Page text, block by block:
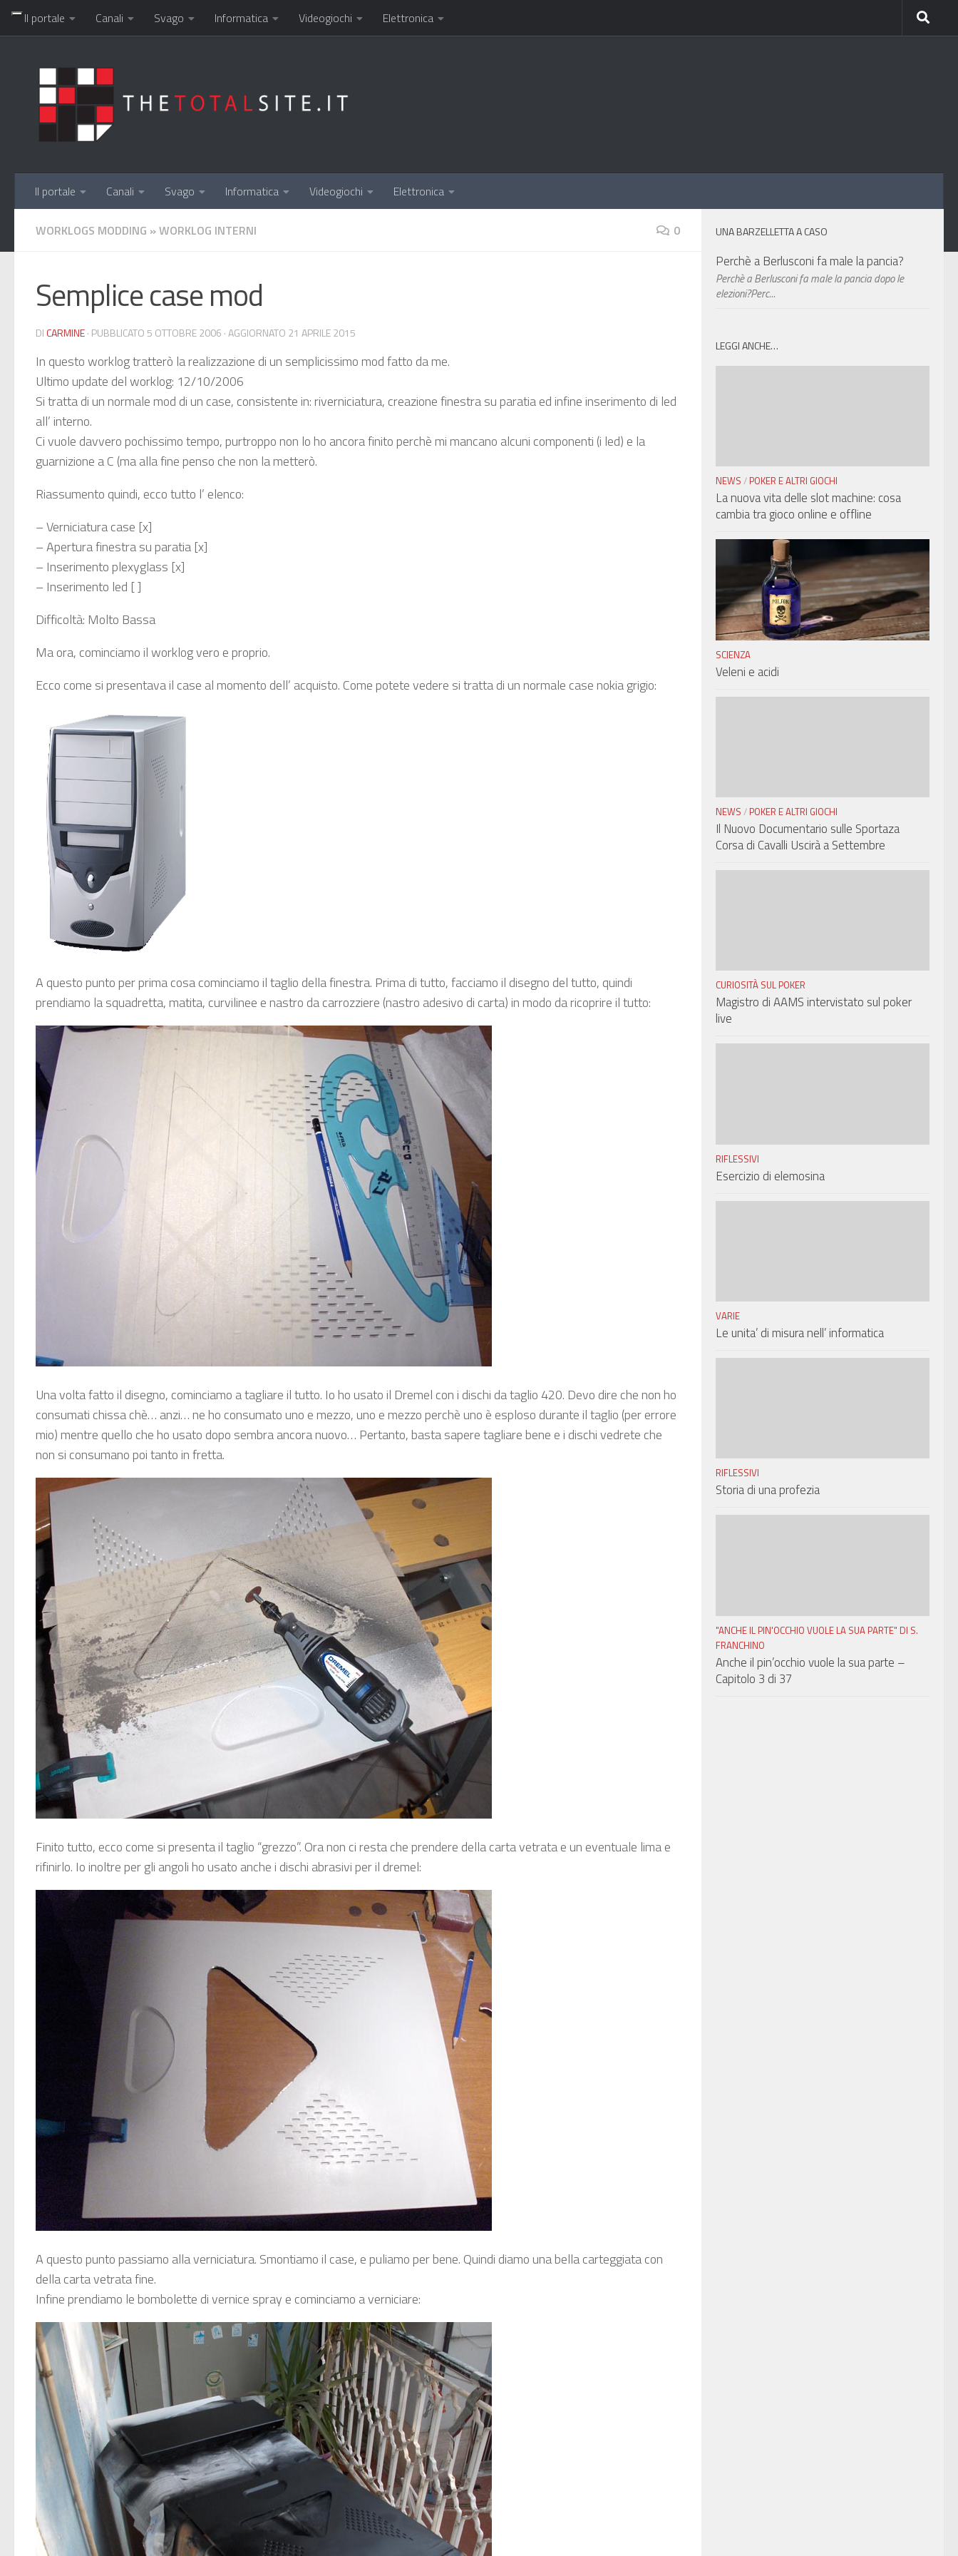
Salta al contenuto
Il portale Canali Svago Informatica Videogiochi Elettronica
Il portale Canali Svago Informatica Videogiochi Elettronica
WORKLOGS MODDING »WORKLOG INTERNI 0
Semplice case mod
DI CARMINE· PUBBLICATO 5 OTTOBRE 2006 · AGGIORNATO 21 APRILE 2015
In questo worklog tratterò la realizzazione di un semplicissimo mod fatto da me.
Ultimo update del worklog: 12/10/2006
Si tratta di un normale mod di un case, consistente in: riverniciatura, creazione finestra su paratia ed infine inserimento di led
all’ interno.
Ci vuole davvero pochissimo tempo, purtroppo non lo ho ancora finito perchè mi mancano alcuni componenti (i led) e la
guarnizione a C (ma alla fine penso che non la metterò.
Riassumento quindi, ecco tutto l’ elenco:
– Verniciatura case [x]
– Apertura finestra su paratia [x]
– Inserimento plexyglass [x]
– Inserimento led [ ]
Difficoltà: Molto Bassa
Ma ora, cominciamo il worklog vero e proprio.
Ecco come si presentava il case al momento dell’ acquisto. Come potete vedere si tratta di un normale case nokia grigio:
A questo punto per prima cosa cominciamo il taglio della finestra. Prima di tutto, facciamo il disegno del tutto, quindi
prendiamo la squadretta, matita, curvilinee e nastro da carrozziere (nastro adesivo di carta) in modo da ricoprire il tutto:
Una volta fatto il disegno, cominciamo a tagliare il tutto. Io ho usato il Dremel con i dischi da taglio 420. Devo dire che non ho
consumati chissa chè… anzi… ne ho consumato uno e mezzo, uno e mezzo perchè uno è esploso durante il taglio (per errore
mio) mentre quello che ho usato dopo sembra ancora nuovo… Pertanto, basta sapere tagliare bene e i dischi vedrete che
non si consumano poi tanto in fretta.
Finito tutto, ecco come si presenta il taglio “grezzo”. Ora non ci resta che prendere della carta vetrata e un eventuale lima e
rifinirlo. Io inoltre per gli angoli ho usato anche i dischi abrasivi per il dremel:
A questo punto passiamo alla verniciatura. Smontiamo il case, e puliamo per bene. Quindi diamo una bella carteggiata con
della carta vetrata fine.
Infine prendiamo le bombolette di vernice spray e cominciamo a verniciare:
UNA BARZELLETTA A CASO
Perchè a Berlusconi fa male la pancia?
Perchè a Berlusconi fa male la pancia dopo le
elezioni?Perc...
LEGGI ANCHE…
NEWS / POKER E ALTRI GIOCHI
La nuova vita delle slot machine: cosa
cambia tra gioco online e offline
SCIENZA
Veleni e acidi
NEWS / POKER E ALTRI GIOCHI
Il Nuovo Documentario sulle Sportaza
Corsa di Cavalli Uscirà a Settembre
CURIOSITÀ SUL POKER
Magistro di AAMS intervistato sul poker
live
RIFLESSIVI
Esercizio di elemosina
VARIE
Le unita’ di misura nell’ informatica
RIFLESSIVI
Storia di una profezia
"ANCHE IL PIN'OCCHIO VUOLE LA SUA PARTE" DI S.
FRANCHINO
Anche il pin’occhio vuole la sua parte –
Capitolo 3 di 37